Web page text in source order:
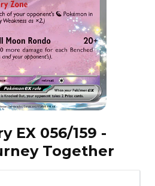
EX 056/159 -
Together